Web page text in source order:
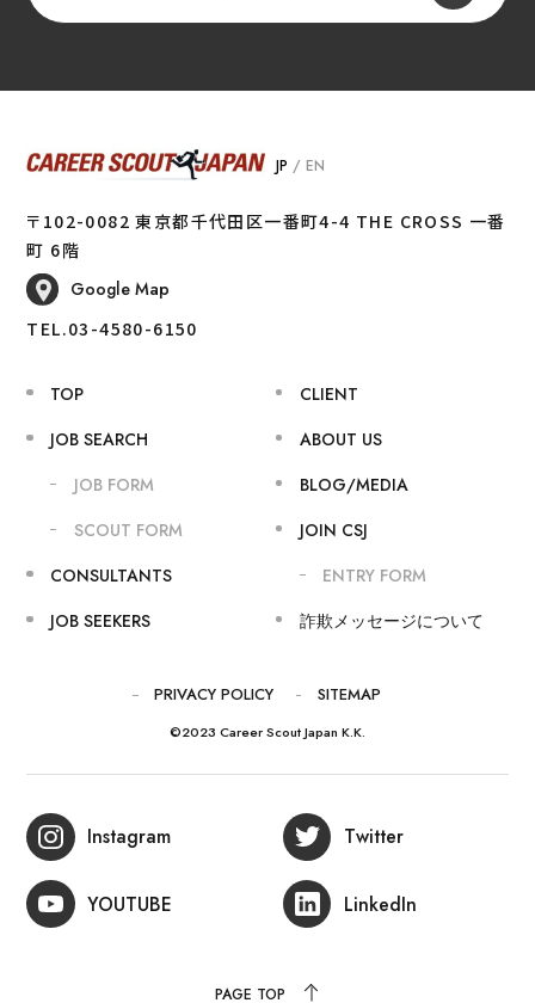
JP /EN
〒102-0082 東京都千代田区一番町4-4 THE CROSS 一番
町 6階
Google Map
TEL.03-4580-6150
TOP
JOB SEARCH
JOB FORM
SCOUT FORM
CONSULTANTS
JOB SEEKERS
CLIENT
ABOUT US
BLOG/MEDIA
JOIN CSJ
ENTRY FORM
詐欺メッセージについて
PRIVACY POLICY SITEMAP
©2023 Career Scout Japan K.K.
Instagram Twitter
YOUTUBE LinkedIn
PAGE TOP